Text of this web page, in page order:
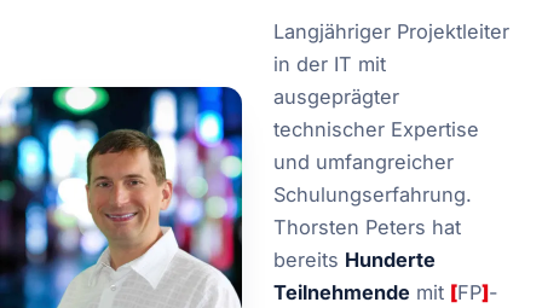
Langjähriger Projektleiter
in der IT mit
ausgeprägter
technischer Expertise
und umfangreicher
Schulungserfahrung.
Thorsten Peters hat
bereits Hunderte
Teilnehmende mit [FP]-